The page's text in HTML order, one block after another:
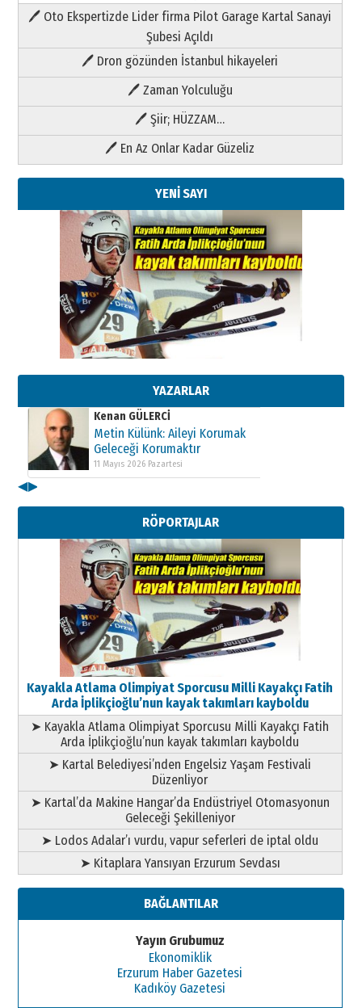
🖊 Oto Ekspertizde Lider firma Pilot Garage Kartal Sanayi
Şubesi Açıldı
🖊 Dron gözünden İstanbul hikayeleri
🖊 Zaman Yolculuğu
🖊 Şiir; HÜZZAM…
🖊 En Az Onlar Kadar Güzeliz
YENİ SAYI
YAZARLAR
Kenan GÜLERCİ
Metin Külünk: Aileyi Korumak
11 Mayıs 2026 Pazartesi
Kenan GÜLERCİ
Metin Külünk: Aileyi Korumak
Geleceği Korumaktır
11 Mayıs 2026 Pazartesi
Metin Külünk: Aileyi Korumak
Geleceği Korumaktır
11 Mayıs 2026 Pazartesi
◀▶
RÖPORTAJLAR
Kayakla Atlama Olimpiyat Sporcusu Milli Kayakçı Fatih
Arda İplikçioğlu’nun kayak takımları kayboldu
➤ Kayakla Atlama Olimpiyat Sporcusu Milli Kayakçı Fatih
Arda İplikçioğlu’nun kayak takımları kayboldu
➤ Kartal Belediyesi’nden Engelsiz Yaşam Festivali
Düzenliyor
➤ Kartal’da Makine Hangar’da Endüstriyel Otomasyonun
Geleceği Şekilleniyor
➤ Lodos Adalar’ı vurdu, vapur seferleri de iptal oldu
➤ Kitaplara Yansıyan Erzurum Sevdası
BAĞLANTILAR
Yayın Grubumuz
Ekonomiklik
Erzurum Haber Gazetesi
Kadıköy Gazetesi